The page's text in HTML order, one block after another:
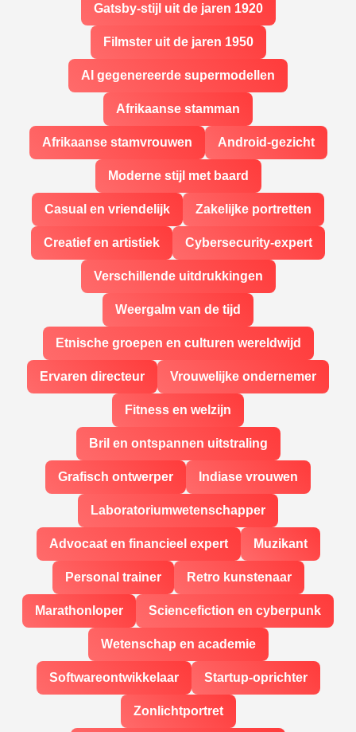
Gatsby-stijl uit de jaren 1920
Filmster uit de jaren 1950
AI gegenereerde supermodellen
Afrikaanse stamman
Afrikaanse stamvrouwen Android-gezicht
Moderne stijl met baard
Casual en vriendelijk Zakelijke portretten
Creatief en artistiek Cybersecurity-expert
Verschillende uitdrukkingen
Weergalm van de tijd
Etnische groepen en culturen wereldwijd
Ervaren directeur Vrouwelijke ondernemer
Fitness en welzijn
Bril en ontspannen uitstraling
Grafisch ontwerper Indiase vrouwen
Laboratoriumwetenschapper
Advocaat en financieel expert Muzikant
Personal trainer Retro kunstenaar
Marathonloper Sciencefiction en cyberpunk
Wetenschap en academie
Softwareontwikkelaar Startup-oprichter
Zonlichtportret